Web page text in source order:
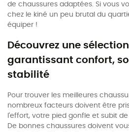
de chaussures adaptées. Si vous
chez le kiné un peu brutal du
équiper !
Découvrez une
garantissant confort,
stabilité
Pour trouver les meilleures
nombreux facteurs doivent être
l'effort, votre pied gonfle et subit
De bonnes chaussures doivent